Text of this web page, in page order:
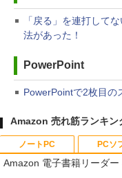
「戻る」を連打して
法があった！
PowerPoint
PowerPointで2枚目の
Amazon 売れ筋ランキン
ノートPC PCソ
Amazon 電子書籍リーダ